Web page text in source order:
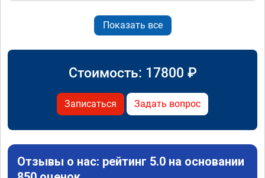
Показать все
Стоимость: 17800 ₽
Записаться Задать вопрос
Отзывы о нас: рейтинг 5.0 на основании